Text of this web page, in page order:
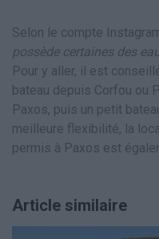
Selon le compte
possède certaines des
Pour y aller, il est
bateau depuis Corfou ou
Paxos, puis un petit
meilleure flexibilité, la
permis à Paxos est
Article similaire